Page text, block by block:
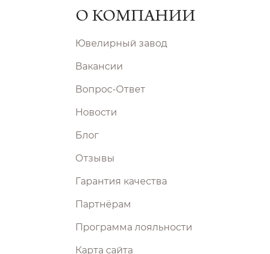
О КОМПАНИИ
Ювелирный завод
Вакансии
Вопрос-Ответ
Новости
Блог
Отзывы
Гарантия качества
Партнёрам
Программа лояльности
Карта сайта